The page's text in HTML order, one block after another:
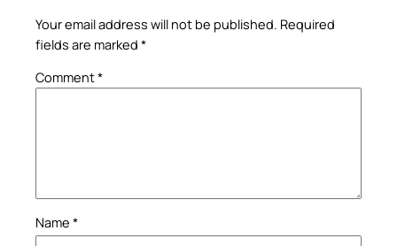
Your email address will not be published. Required
fields are marked *
Comment*
Name *